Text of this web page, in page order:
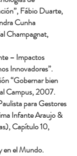
Fábio Duarte,
Cunha
Champagnat,
– Impactos
Innovadores”.
“Gobernar bien
Campus, 2007.
para Gestores
Infante Araujo &
Capítulo 10,
en el Mundo.